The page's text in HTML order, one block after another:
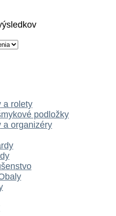
a rolety
podložky
a organizéry